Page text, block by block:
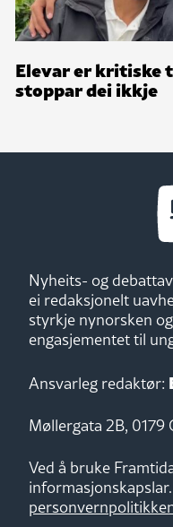
Elevar er kritiske
stoppar dei ikkje
Nyheits- og
ei redaksjonelt
styrkje nynorsken
engasjementet til
Ansvarleg redaktør:
Møllergata 2B, 0179
Ved å bruke
informasjonskapslar.